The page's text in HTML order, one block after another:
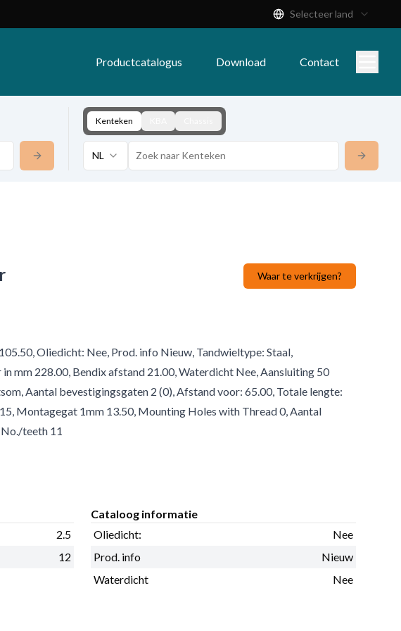
Selecteer land
Productcatalogus Download Contact
Kenteken
NL
Waar te verkrijgen?
Oliedicht: Nee, Prod. info Nieuw, Tandwieltype: Staal,
mm 228.00, Bendix afstand 21.00, Waterdicht Nee, Aansluiting 50
Aantal bevestigingsgaten 2 (0), Afstand voor: 65.00, Totale lengte:
Montagegat 1mm 13.50, Mounting Holes with Thread 0, Aantal
teeth 11
2.5
12
Cataloog informatie
Oliedicht:
Nee
Prod. info
Nieuw
Waterdicht
Nee